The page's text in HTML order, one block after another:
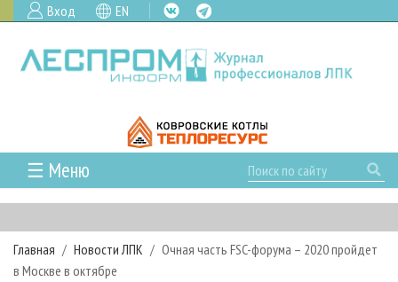
Вход EN
☰ Меню
ГЛАВНАЯ
РУБРИКИ И ТЕМЫ
РУБРИКИ ЖУРНАЛА
НОВОСТИ
Главная Новости ЛПК
Очная часть FSC-форума – 2020 пройдет
в Москве в октябре